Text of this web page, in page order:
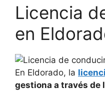
Licencia
en
En Eldorado, la
gestiona a través de